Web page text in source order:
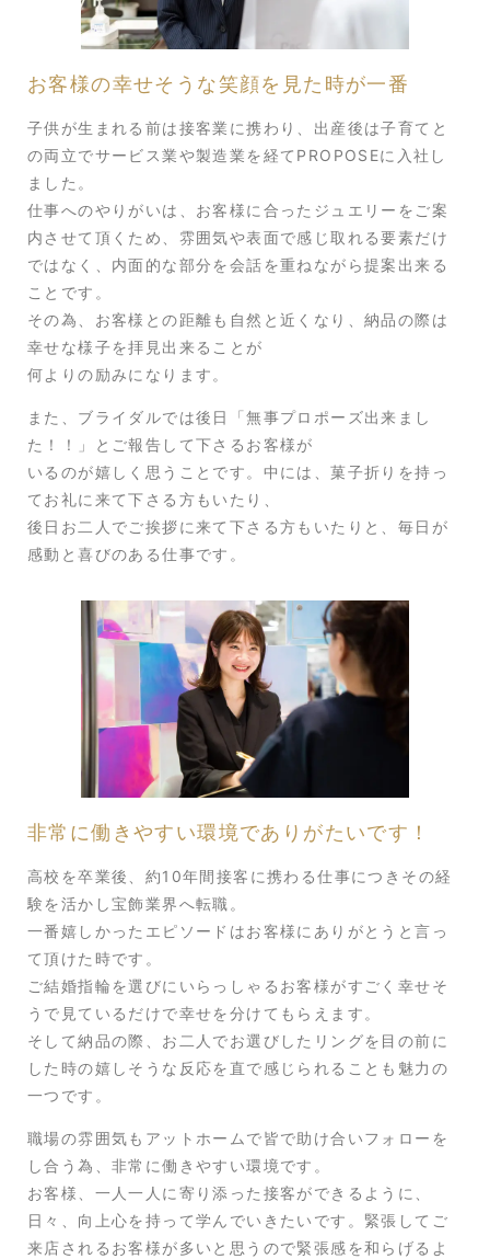
お客様の幸せそうな笑顔を見た時が一番
子供が生まれる前は接客業に携わり、出産後は子育てと
の両立でサービス業や製造業を経てPROPOSEに入社し
ました。
仕事へのやりがいは、お客様に合ったジュエリーをご案
内させて頂くため、雰囲気や表面で感じ取れる要素だけ
ではなく、内面的な部分を会話を重ねながら提案出来る
ことです。
その為、お客様との距離も自然と近くなり、納品の際は
幸せな様子を拝見出来ることが
何よりの励みになります。
また、ブライダルでは後日「無事プロポーズ出来まし
た！！」とご報告して下さるお客様が
いるのが嬉しく思うことです。中には、菓子折りを持っ
てお礼に来て下さる方もいたり、
後日お二人でご挨拶に来て下さる方もいたりと、毎日が
感動と喜びのある仕事です。
非常に働きやすい環境でありがたいです！
高校を卒業後、約10年間接客に携わる仕事につきその経
験を活かし宝飾業界へ転職。
一番嬉しかったエピソードはお客様にありがとうと言っ
て頂けた時です。
ご結婚指輪を選びにいらっしゃるお客様がすごく幸せそ
うで見ているだけで幸せを分けてもらえます。
そして納品の際、お二人でお選びしたリングを目の前に
した時の嬉しそうな反応を直で感じられることも魅力の
一つです。
職場の雰囲気もアットホームで皆で助け合いフォローを
し合う為、非常に働きやすい環境です。
お客様、一人一人に寄り添った接客ができるように、
日々、向上心を持って学んでいきたいです。緊張してご
来店されるお客様が多いと思うので緊張感を和らげるよ